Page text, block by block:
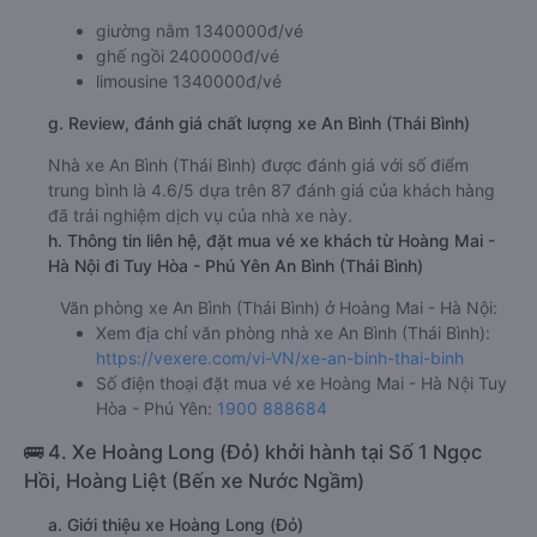
giường nằm 1340000đ/vé
ghế ngồi 2400000đ/vé
limousine 1340000đ/vé
g. Review, đánh giá chất lượng xe An Bình (Thái Bình)
Nhà xe An Bình (Thái Bình) được đánh giá với số điểm
trung bình là 4.6/5 dựa trên 87 đánh giá của khách hàng
đã trải nghiệm dịch vụ của nhà xe này.
h. Thông tin liên hệ, đặt mua vé xe khách từ Hoàng Mai -
Hà Nội đi Tuy Hòa - Phú Yên An Bình (Thái Bình)
Văn phòng xe An Bình (Thái Bình) ở Hoàng Mai - Hà Nội:
Xem địa chỉ văn phòng nhà xe An Bình (Thái Bình):
https://vexere.com/vi-VN/xe-an-binh-thai-binh
Số điện thoại đặt mua vé xe Hoàng Mai - Hà Nội Tuy
Hòa - Phú Yên: 1900 888684
🚌 4. Xe Hoàng Long (Đỏ) khởi hành tại Số 1 Ngọc
Hồi, Hoàng Liệt (Bến xe Nước Ngầm)
a. Giới thiệu xe Hoàng Long (Đỏ)